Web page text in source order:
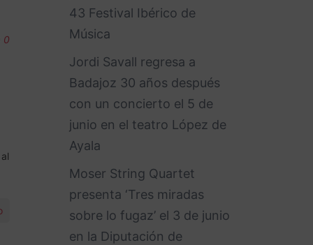
0
43 Festival Ibérico de
Música
Jordi Savall regresa a
Badajoz 30 años después
con un concierto el 5 de
junio en el teatro López de
Ayala
Moser String Quartet
presenta ‘Tres miradas
sobre lo fugaz’ el 3 de junio
en la Diputación de